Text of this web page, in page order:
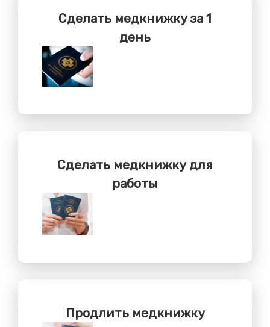
Сделать медкнижку за 1
день
Сделать медкнижку для
работы
Продлить медкнижку